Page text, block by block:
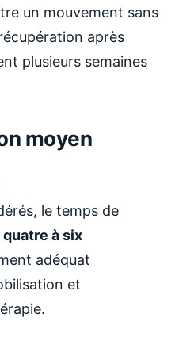
un mouvement sans
après
plusieurs semaines
moyen
le temps de
quatre à six
adéquat
et